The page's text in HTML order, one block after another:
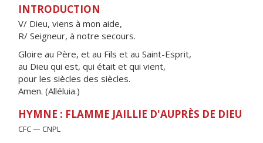
INTRODUCTION
V/ Dieu, viens à mon aide,
R/ Seigneur, à notre secours.
Gloire au Père, et au Fils et au Saint-Esprit,
au Dieu qui est, qui était et qui vient,
pour les siècles des siècles.
Amen. (Alléluia.)
HYMNE : FLAMME JAILLIE D'AUPRÈS DE DIEU
CFC — CNPL